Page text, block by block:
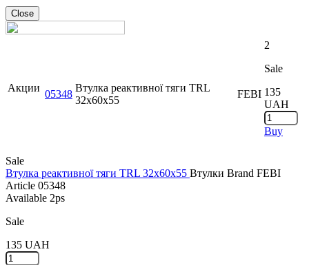
Close
Акции
05348
Втулка реактивної тяги TRL
32x60x55
FEBI
2
Sale
135
UAH
Buy
Sale
Втулка реактивної тяги TRL 32x60x55 Втулки Brand FEBI
Article 05348
Available 2ps
Sale
135 UAH